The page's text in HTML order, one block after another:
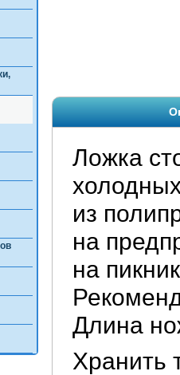
Ложка
из
на
на
Длина
Хранить